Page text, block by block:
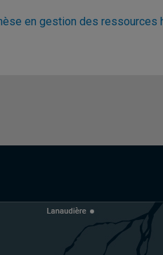
en gestion des ressources